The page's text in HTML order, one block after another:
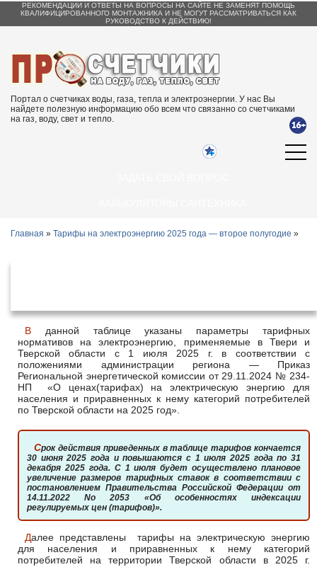
РЕКОМЕНДАЦИИ И ОТВЕТЫ НА ВОПРОСЫ НА САЙТЕ НЕ ЗАМЕНЯТ ПОМОЩЬ
КВАЛИФИЦИРОВАННОГО МОНТАЖНИКА И НЕ МОГУТ РАССМАТРИВАТЬСЯ КАК
РУКОВОДСТВО К ДЕЙСТВИЮ!
Портал о счетчиках воды, газа, тепла и электроэнергии. У нас Вы
найдете полезную информацию обо всем что связанно со счетчиками
на газ, воду, свет и тепло.
Главная » Тарифы на электроэнергию 2025 года — второе полугодие »
В данной таблице указаны параметры тарифных
нормативов на электроэнергию, применяемые в Твери и
Тверской области с 1 июля 2025 г. в соответствии с
положениями администрации региона — Приказ
Региональной энергетической комиссии от 29.11.2024 № 234-
НП «О ценах(тарифах) на электрическую энергию для
населения и приравненных к нему категорий потребителей
по Тверской области на 2025 год».
Срок действия приведенных в таблице тарифов кончается
30 июня 2025 года и повышаются с 1 июля 2025 года по 31
декабря 2025 года. С 1 июля будет осуществлено плановое
увеличение размеров тарифных ставок в соответствии с
постановлением Правительства Российской Федерации от
14.11.2022 No 2053 «Об особенностях индексации
регулируемых цен (тарифов)».
Далее представлены тарифы на электрическую энергию
для населения и приравненных к нему категорий
потребителей на территории Тверской области в 2025 г.